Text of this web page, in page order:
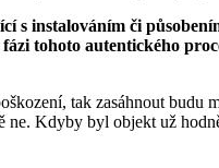
s instalováním či
tohoto autentického
tak zasáhnout budu
ne. Kdyby byl objekt už